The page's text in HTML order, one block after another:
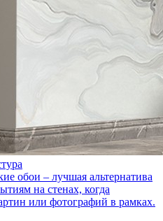
обои – лучшая альтернатива
на стенах, когда
или фотографий в рамках.